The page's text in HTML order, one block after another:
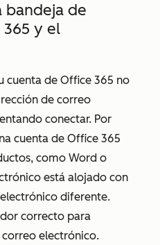
bandeja de
y el
cuenta de Office 365 no
de correo
conectar. Por
cuenta de Office 365
como Word o
está alojado con
diferente.
correcto para
electrónico.